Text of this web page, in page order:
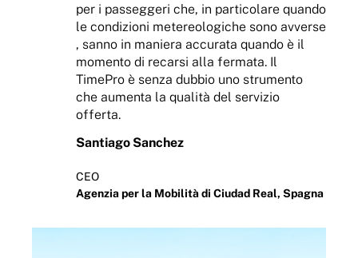
per i passeggeri che, in particolare quando
le condizioni metereologiche sono avverse
, sanno in maniera accurata quando è il
momento di recarsi alla fermata. Il
TimePro è senza dubbio uno strumento
che aumenta la qualità del servizio
offerta.
Santiago Sanchez
CEO
Agenzia per la Mobilità di Ciudad Real, Spagna